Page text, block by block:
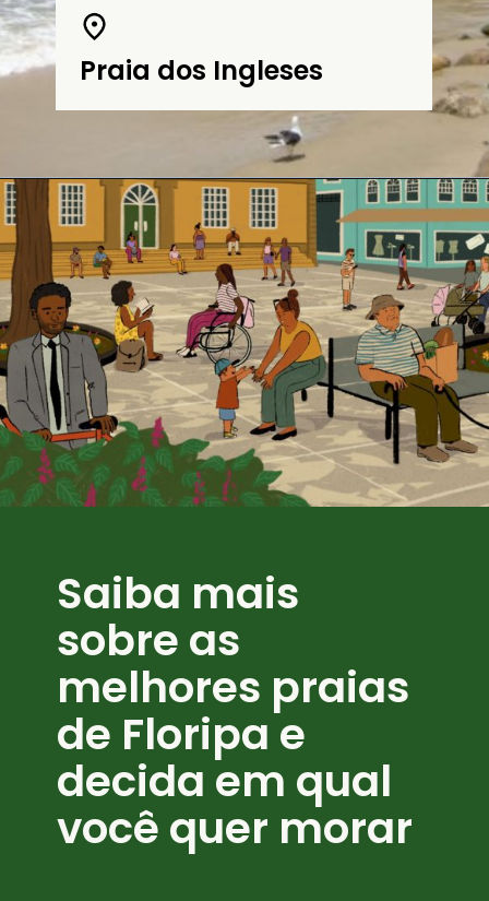
Praia dos Ingleses
Saiba mais
sobre as
melhores praias
de Floripa e
decida em qual
você quer morar